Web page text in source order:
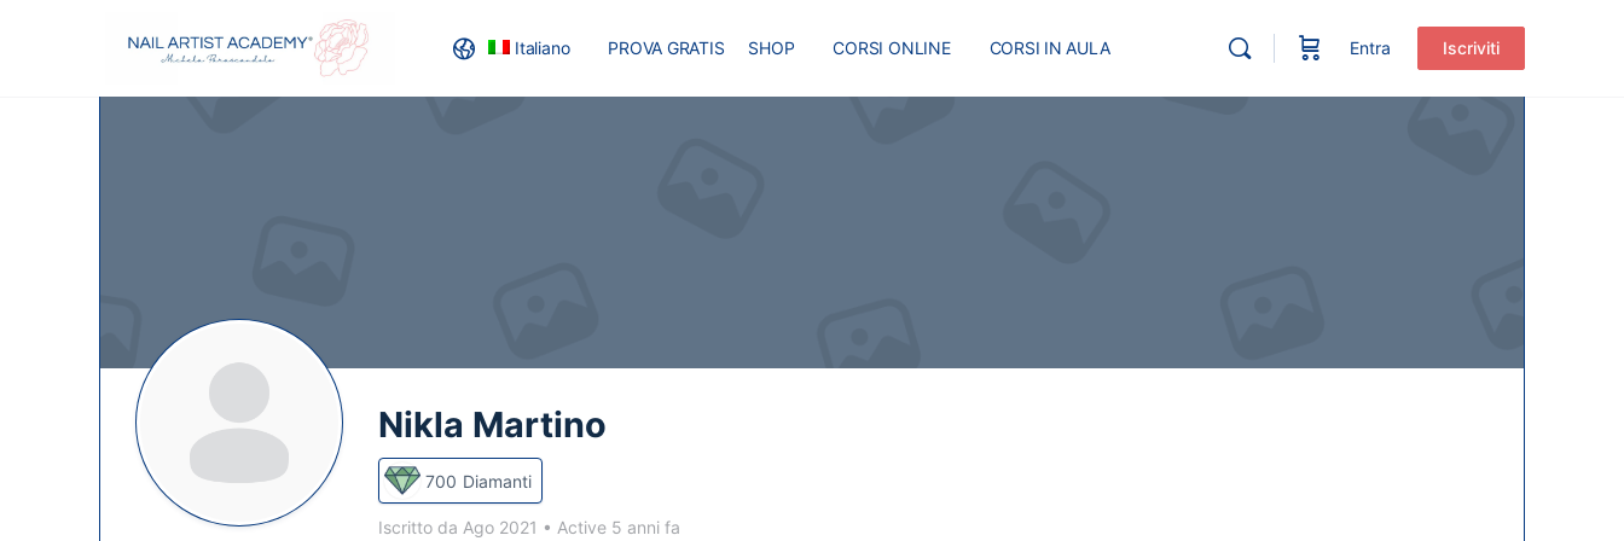
Italiano PROVA GRATIS SHOP CORSI ONLINE CORSI IN AULA Entra Iscriviti
Nikla Martino
700 Diamanti
Iscritto da Ago 2021 • Active 5 anni fa